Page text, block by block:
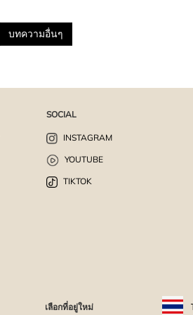
บทความอื่นๆ
SOCIAL
INSTAGRAM
YOUTUBE
TIKTOK
เลือกที่อยู่ใหม่